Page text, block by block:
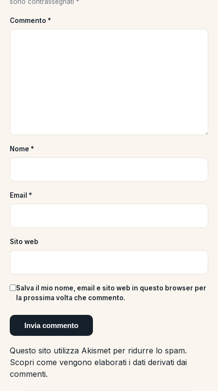
Commento *
Nome *
Email *
Sito web
Salva il mio nome, email e sito web in questo browser per
la prossima volta che commento.
Questo sito utilizza Akismet per ridurre lo spam.
Scopri come vengono elaborati i dati derivati dai
commenti.